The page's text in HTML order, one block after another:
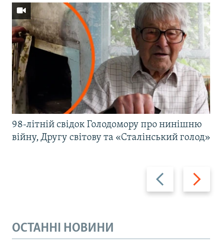
Назад Вперед
98-літній свідок Голодомору про нинішню
війну, Другу світову та «Сталінський голод»
ОСТАННІ НОВИНИ